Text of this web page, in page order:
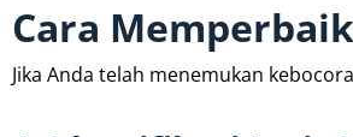
Cara
Jika Anda telah menemukan